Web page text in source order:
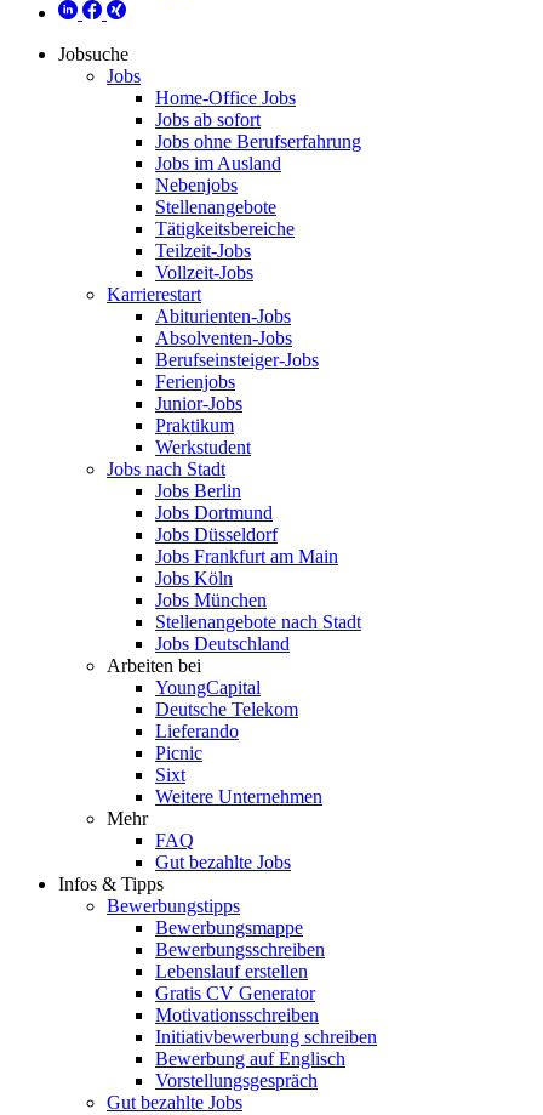
Jobsuche
Jobs
Home-Office Jobs
Jobs ab sofort
Jobs ohne Berufserfahrung
Jobs im Ausland
Nebenjobs
Stellenangebote
Tätigkeitsbereiche
Teilzeit-Jobs
Vollzeit-Jobs
Karrierestart
Abiturienten-Jobs
Absolventen-Jobs
Berufseinsteiger-Jobs
Ferienjobs
Junior-Jobs
Praktikum
Werkstudent
Jobs nach Stadt
Jobs Berlin
Jobs Dortmund
Jobs Düsseldorf
Jobs Frankfurt am Main
Jobs Köln
Jobs München
Stellenangebote nach Stadt
Jobs Deutschland
Arbeiten bei
YoungCapital
Deutsche Telekom
Lieferando
Picnic
Sixt
Weitere Unternehmen
Mehr
FAQ
Gut bezahlte Jobs
Infos & Tipps
Bewerbungstipps
Bewerbungsmappe
Bewerbungsschreiben
Lebenslauf erstellen
Gratis CV Generator
Motivationsschreiben
Initiativbewerbung schreiben
Bewerbung auf Englisch
Vorstellungsgespräch
Gut bezahlte Jobs